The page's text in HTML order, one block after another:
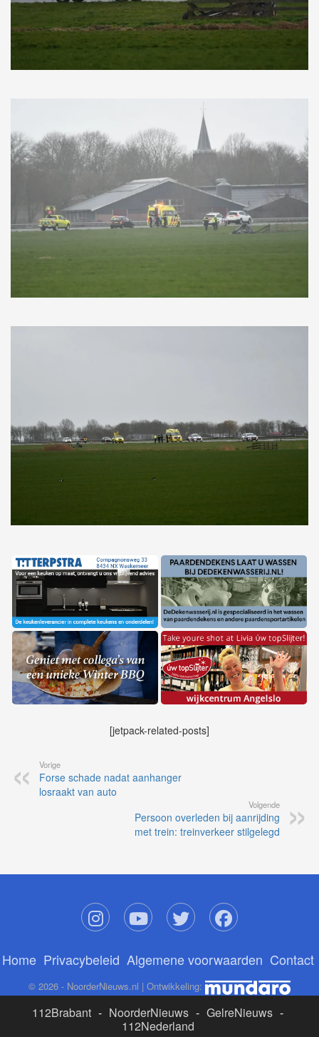
[jetpack-related-posts]
Vorige
Forse schade nadat aanhanger
losraakt van auto
Volgende
Persoon overleden bij aanrijding
met trein: treinverkeer stilgelegd
Home Privacybeleid Algemene voorwaarden Contact
© 2026 - NoorderNieuws.nl | Ontwikkeling:
112Brabant - NoorderNieuws - GelreNieuws -
112Nederland